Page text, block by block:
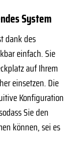
System
dank des
einfach. Sie
auf Ihrem
einsetzen. Die
Konfiguration
Sie den
können, sei es